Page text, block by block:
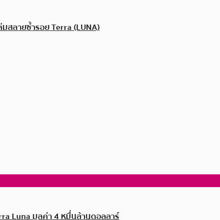
สลายซ้ำรอย Terra (LUNA)
Luna มูลค่า 4 หมื่นล้านดอลลาร์